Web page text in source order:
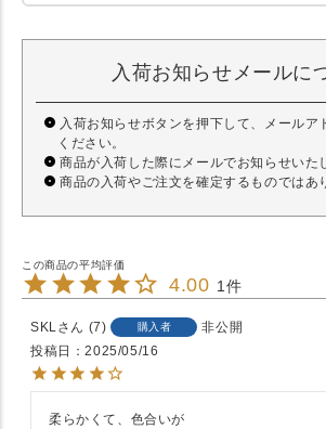
入荷お知らせメールに
入荷お知らせボタンを押下して、メールア
ください。
商品が入荷した際にメールでお知らせいた
商品の入荷やご注文を確定するものではあ
4.00 1
SKL 7 購入者
非公開
投稿日
2025/05/16
柔らかくて、色合いが